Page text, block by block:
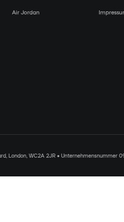
Air Jordan
London, WC2A 2JR • Unternehmensnummer